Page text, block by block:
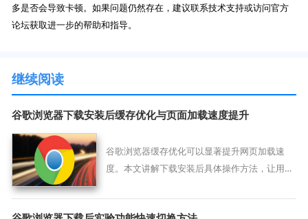
多是否会导致卡顿。如果问题仍然存在，建议联系技术支持或访问官方
论坛获取进一步的帮助和指导。
继续阅读
谷歌浏览器下载安装后缓存优化与页面加载速度提升
谷歌浏览器缓存优化可以显著提升网页加载速
度。本文讲解下载安装后具体操作方法，让用户